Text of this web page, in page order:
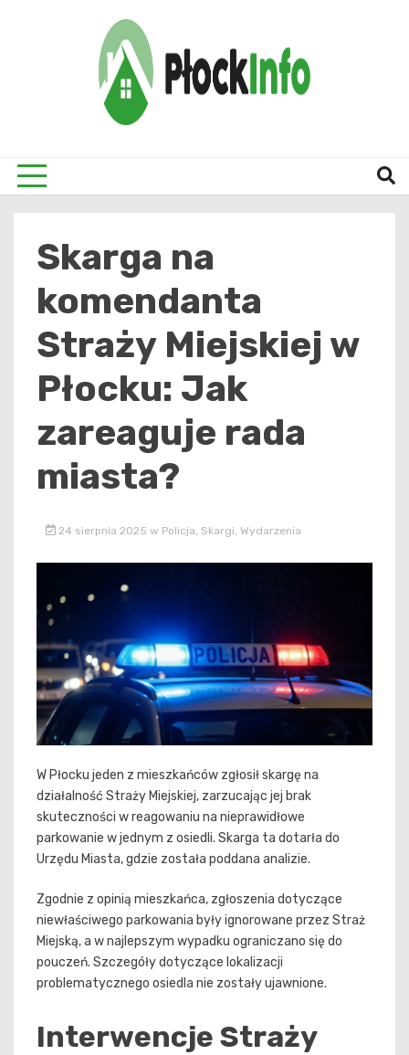
Skarga na
komendanta
Straży Miejskiej w
Płocku: Jak
zareaguje rada
miasta?
24 sierpnia 2025 w Policja Skargi Wydarzenia
W Płocku jeden z mieszkańców zgłosił skargę na
działalność Straży Miejskiej, zarzucając jej brak
skuteczności w reagowaniu na nieprawidłowe
parkowanie w jednym z osiedli. Skarga ta dotarła do
Urzędu Miasta, gdzie została poddana analizie.
Zgodnie z opinią mieszkańca, zgłoszenia dotyczące
niewłaściwego parkowania były ignorowane przez Straż
Miejską, a w najlepszym wypadku ograniczano się do
pouczeń. Szczegóły dotyczące lokalizacji
problematycznego osiedla nie zostały ujawnione.
Interwencje Straży